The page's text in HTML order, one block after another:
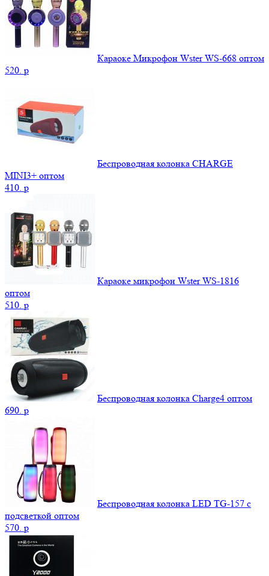
Караоке Микрофон Wster WS-668 оптом
520. p
Беспроводная колонка CHARGE
MINI3+ оптом
410. p
Караоке микрофон Wster WS-1816
оптом
510. p
Беспроводная колонка Charge4 оптом
690. p
Беспроводная колонка LED TG-157 с
подсветкой оптом
570. p